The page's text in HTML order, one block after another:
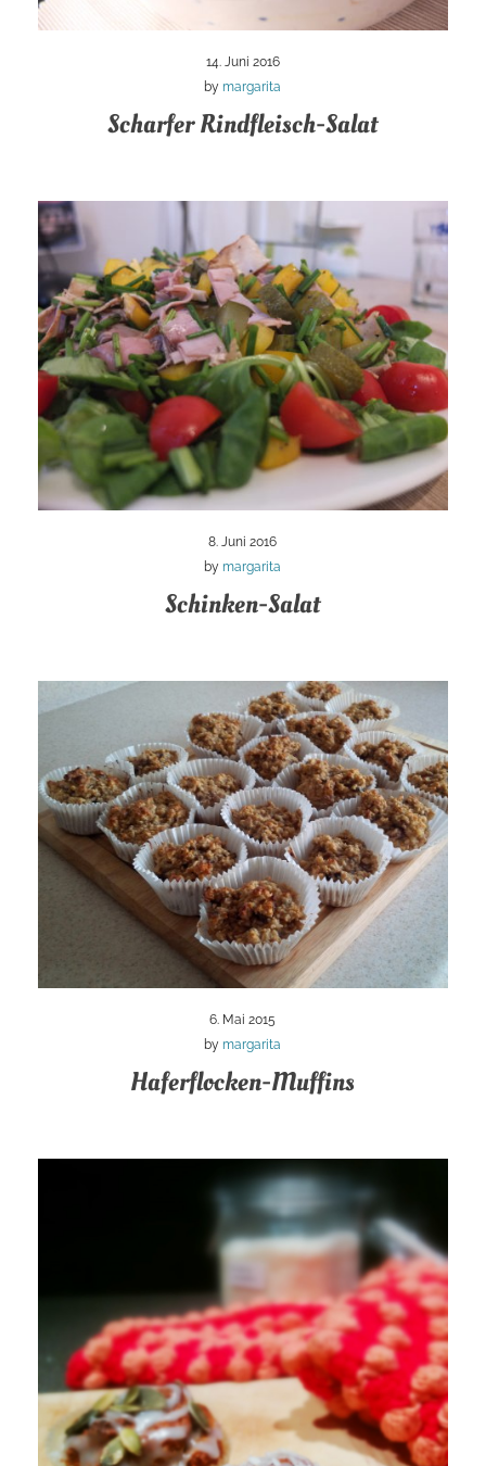
14. Juni 2016
by margarita
Scharfer Rindfleisch-Salat
8. Juni 2016
by margarita
Schinken-Salat
6. Mai 2015
by margarita
Haferflocken-Muffins